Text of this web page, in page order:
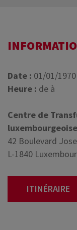
Date : 01/01/1970
Heure : de à
Centre de
luxembourgeoise
42 Boulevard
L-1840
ITINÉRAIRE